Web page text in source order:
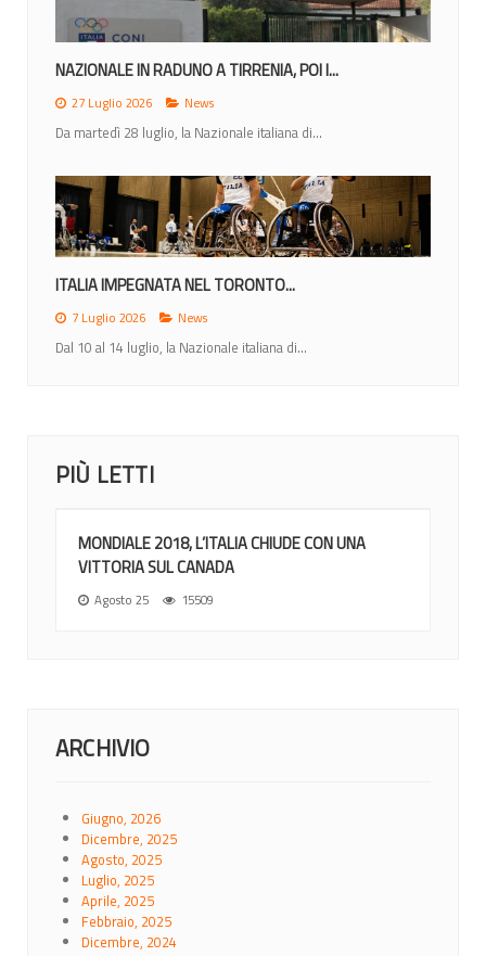
MONDIALI 2026: IL CALENDARIO DEGLI...
23 Giugno 2026 News
Lunedì 22 giugno la IWBF (International Weechair...
MONDIALI 2026: ITALIA NEL GRUPPO A CON...
12 Giugno 2026 News
Nel sorteggio di Ottawa gli azzurri inseriti nel gruppo di...
PIÙ LETTI
MONDIALE 2018, L’ITALIA CHIUDE CON UNA
VITTORIA SUL CANADA
Agosto 25 15509
ARCHIVIO
Giugno, 2026
Dicembre, 2025
Agosto, 2025
Luglio, 2025
Aprile, 2025
Febbraio, 2025
Dicembre, 2024